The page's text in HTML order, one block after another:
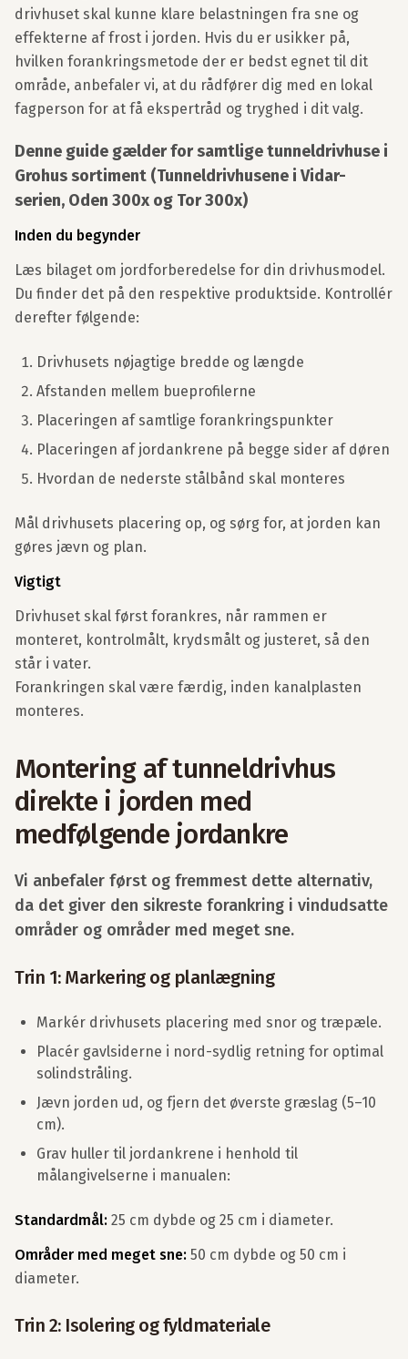
drivhuset skal kunne klare belastningen fra sne og
effekterne af frost i jorden. Hvis du er usikker på,
hvilken forankringsmetode der er bedst egnet til dit
område, anbefaler vi, at du rådfører dig med en lokal
fagperson for at få ekspertråd og tryghed i dit valg.
Denne guide gælder for samtlige tunneldrivhuse i
Grohus sortiment (Tunneldrivhusene i Vidar-
serien, Oden 300x og Tor 300x)
Inden du begynder
Læs bilaget om jordforberedelse for din drivhusmodel.
Du finder det på den respektive produktside. Kontrollér
derefter følgende:
Drivhusets nøjagtige bredde og længde
Afstanden mellem bueprofilerne
Placeringen af samtlige forankringspunkter
Placeringen af jordankrene på begge sider af døren
Hvordan de nederste stålbånd skal monteres
Mål drivhusets placering op, og sørg for, at jorden kan
gøres jævn og plan.
Vigtigt
Drivhuset skal først forankres, når rammen er
monteret, kontrolmålt, krydsmålt og justeret, så den
står i vater.
Forankringen skal være færdig, inden kanalplasten
monteres.
Montering af tunneldrivhus
direkte i jorden med
medfølgende jordankre
Vi anbefaler først og fremmest dette alternativ,
da det giver den sikreste forankring i vindudsatte
områder og områder med meget sne.
Trin 1: Markering og planlægning
Markér drivhusets placering med snor og træpæle.
Placér gavlsiderne i nord-sydlig retning for optimal
solindstråling.
Jævn jorden ud, og fjern det øverste græslag (5–10
cm).
Grav huller til jordankrene i henhold til
målangivelserne i manualen:
Standardmål: 25 cm dybde og 25 cm i diameter.
Områder med meget sne: 50 cm dybde og 50 cm i
diameter.
Trin 2: Isolering og fyldmateriale